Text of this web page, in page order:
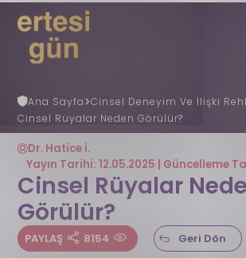
Ana Sayfa
Cinsel Deneyim Ve İlişki
Cinsel Rüyalar Neden Görülür?
Uzmana Danış Nöbetçi
Ertesi GünNedir?
Ertesi Gün Rehberi
Faydalı Bilgiler
REGL (ADET) GÜNÜ HESAPLAMA
Gebelik Hesaplama
S.S.S
İletişim
Dr. Hatice İ.
Yayın Tarihi: 12.05.2025 | Güncelleme
Cinsel Rüyalar
Görülür?
PAYLAŞ 8154 Geri Dön